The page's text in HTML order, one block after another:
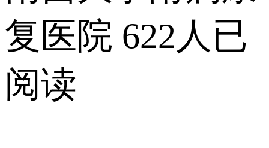
复医院 622人已
阅读